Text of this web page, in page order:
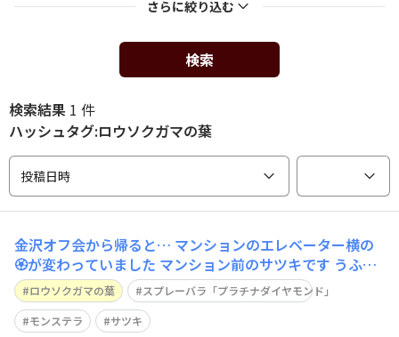
さらに絞り込む
検索
検索結果 1 件
ハッシュタグ:ロウソクガマの葉
投稿日時
金沢オフ会から帰ると… マンションのエレベーター横の
🏵️が変わっていました マンション前のサツキです うふふ
✨ヤー✨🍻🎶🍀
ロウソクガマの葉
スプレーバラ「プラチナダイヤモンド｣
モンステラ
サツキ